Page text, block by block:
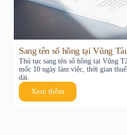
Sang tên sổ hồng tại Vũng
Thủ tục sang tên sổ hồng tại Vũng
mốc 10 ngày làm việc, thời gian
dài.
Xem thêm